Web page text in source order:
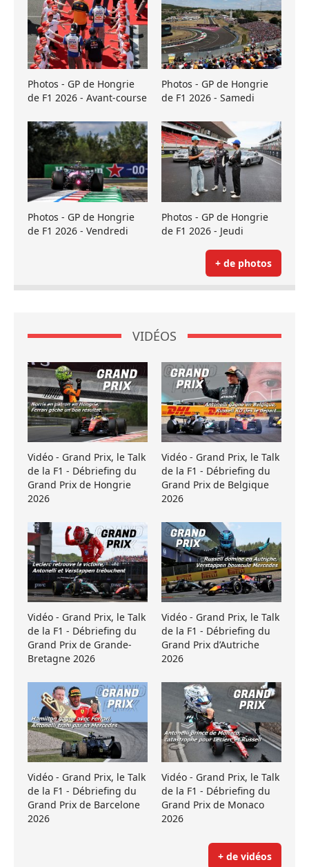
Photos - GP de Hongrie
de F1 2026 - Avant-course
Photos - GP de Hongrie
de F1 2026 - Samedi
Photos - GP de Hongrie
de F1 2026 - Vendredi
Photos - GP de Hongrie
de F1 2026 - Jeudi
+ de photos
VIDÉOS
Vidéo - Grand Prix, le Talk
de la F1 - Débriefing du
Grand Prix de Hongrie
2026
Vidéo - Grand Prix, le Talk
de la F1 - Débriefing du
Grand Prix de Belgique
2026
Vidéo - Grand Prix, le Talk
de la F1 - Débriefing du
Grand Prix de Grande-
Bretagne 2026
Vidéo - Grand Prix, le Talk
de la F1 - Débriefing du
Grand Prix d’Autriche
2026
Vidéo - Grand Prix, le Talk
de la F1 - Débriefing du
Grand Prix de Barcelone
2026
Vidéo - Grand Prix, le Talk
de la F1 - Débriefing du
Grand Prix de Monaco
2026
+ de vidéos